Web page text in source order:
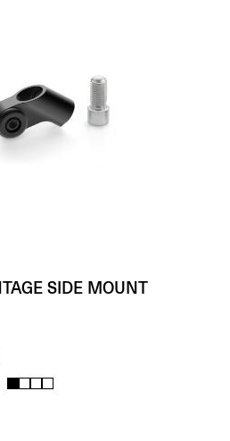
SIDE MOUNT
1 2 3 4